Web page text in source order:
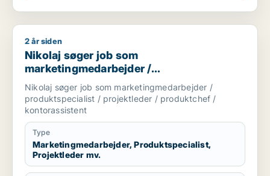
Nikolaj søger job som marketingmedarbejder /
2 år siden
Nikolaj søger job som
marketingmedarbejder /
produktspecialist / projektleder /
produktchef / kontorassistent
Nikolaj søger job som marketingmedarbejder /
produktspecialist / projektleder / produktchef /
kontorassistent
Type
Marketingmedarbejder, Produktspecialist,
Projektleder mv.